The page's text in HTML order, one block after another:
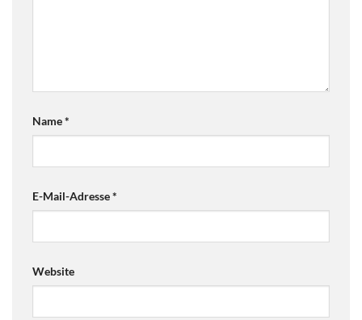
Name*
E-Mail-Adresse*
Website